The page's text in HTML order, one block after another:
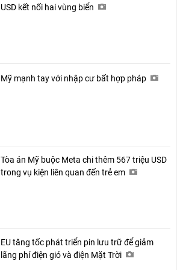
USD kết nối hai vùng biển
Mỹ mạnh tay với nhập cư bất hợp pháp
Tòa án Mỹ buộc Meta chi thêm 567 triệu USD
trong vụ kiện liên quan đến trẻ em
EU tăng tốc phát triển pin lưu trữ để giảm
lãng phí điện gió và điện Mặt Trời